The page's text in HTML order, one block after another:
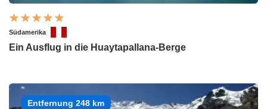
Südamerika
Ein Ausflug in die Huaytapallana-Berge
Entfernung 248 km